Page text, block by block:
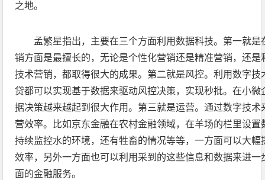
之地。
孟繁星指出，主要在三个方面利用数据科技。第一就
销方面是最擅长的，无论是个性化营销还是精准营销，还
技术营销，都取得很大的成果。第二就是风控。利用数字
贷都可以实现基于数据来驱动风控决策，实现秒批。在小
据决策越来越起到很大作用。第三就是运营。通过数字技
营效率。比如京东金融在农村金融领域，在羊场的栏里设
持续监控水的环境，还有牲畜的情况等等，一方面可以大
效率，另外一方面也可以利用采到的这些信息和数据来进
面的金融服务。